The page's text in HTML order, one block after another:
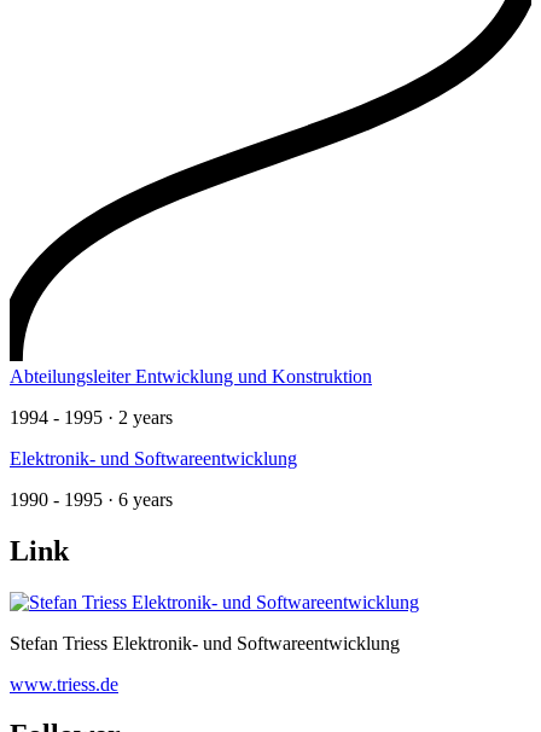
Abteilungsleiter Entwicklung und Konstruktion
1994 - 1995 · 2 years
Elektronik- und Softwareentwicklung
1990 - 1995 · 6 years
Link
Stefan Triess Elektronik- und Softwareentwicklung
www.triess.de